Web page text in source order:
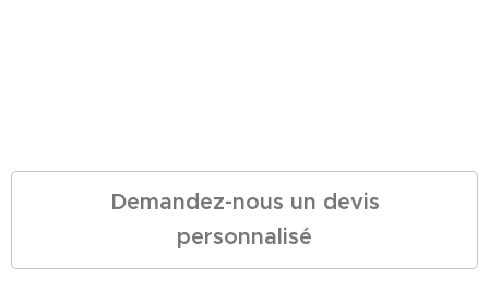
Demandez-nous un devis
personnalisé